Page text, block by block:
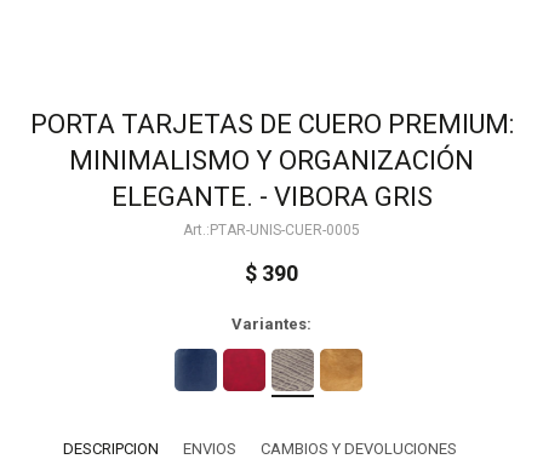
PORTA TARJETAS DE CUERO PREMIUM:
MINIMALISMO Y ORGANIZACIÓN
ELEGANTE. - VIBORA GRIS
PTAR-UNIS-CUER-0005
$ 390
Variantes:
DESCRIPCION ENVIOS CAMBIOS Y DEVOLUCIONES